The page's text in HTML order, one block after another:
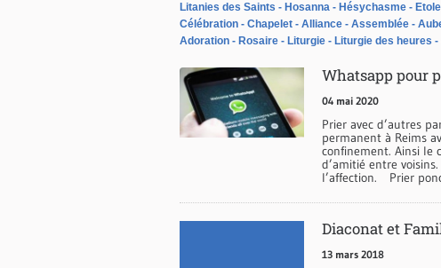
Litanies des Saints
Hosanna Hésychasme Etole
Célébration
Chapelet Alliance Assemblée
Adoration
Rosaire Liturgie Liturgie des heures
Whatsapp pour
04 mai 2020
Prier avec d’autres
permanent à Reims
confinement. Ainsi le
d’amitié entre
l’affection. Prier
Diaconat et
13 mars 2018